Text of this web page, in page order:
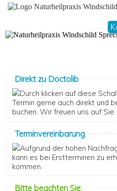
Direkt zu Doctolib
Durch klicken auf diese
Termin gerne auch direkt und
buchen. Wir freuen uns auf Sie.
Terminvereinbarung
Aufgrund der hohen
kann es bei Erstterminen zu
kommen.
Bitte beachten Sie: